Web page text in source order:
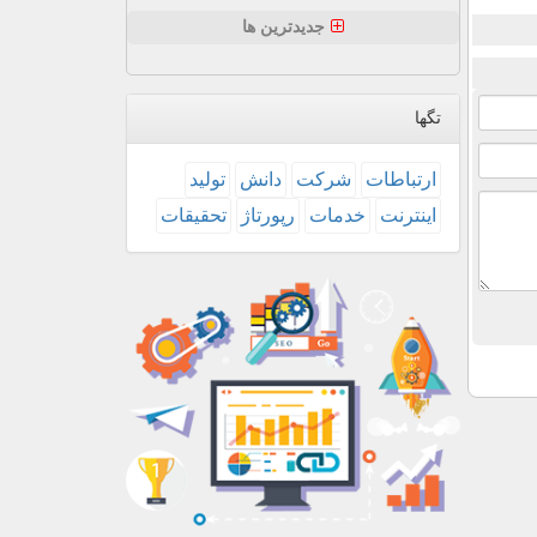
جدیدترین ها
تگها
ارتباطات شركت دانش
تولید
اینترنت
خدمات رپورتاژ تحقیقات